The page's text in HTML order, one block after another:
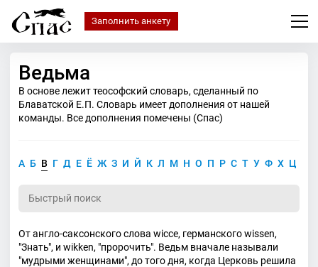
Заполнить анкету
Ведьма
В основе лежит теософский словарь, сделанный по
Блаватской Е.П. Словарь имеет дополнения от нашей
команды. Все дополнения помечены (Спас)
А Б В Г Д Е Ё Ж З И Й К Л М Н О П Р С Т У Ф Х Ц
От англо-саксонского слова wicce, германского wissen,
"Знать", и wikken, "пророчить". Ведьм вначале называли
"мудрыми женщинами", до того дня, когда Церковь решила